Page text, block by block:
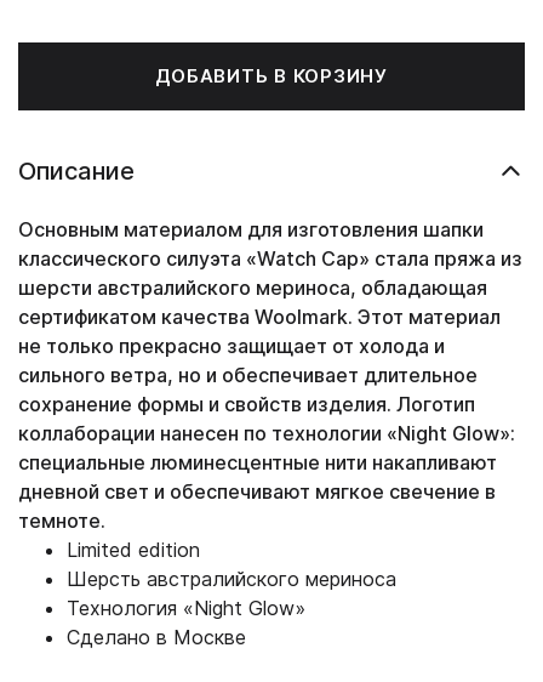
ДОБАВИТЬ В КОРЗИНУ
Описание
Основным материалом для изготовления шапки
классического силуэта «Watch Cap» стала пряжа из
шерсти австралийского мериноса, обладающая
сертификатом качества Woolmark. Этот материал
не только прекрасно защищает от холода и
сильного ветра, но и обеспечивает длительное
сохранение формы и свойств изделия. Логотип
коллаборации нанесен по технологии «Night Glow»:
специальные люминесцентные нити накапливают
дневной свет и обеспечивают мягкое свечение в
темноте.
Limited edition
Шерсть австралийского мериноса
Технология «Night Glow»
Сделано в Москве